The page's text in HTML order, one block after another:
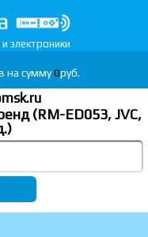
электроники
на сумму0руб.
(RM-ED053, JVC,
)